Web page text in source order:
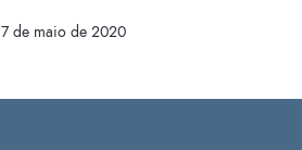
7 de maio de 2020